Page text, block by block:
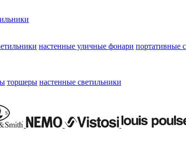
настенные уличные фонари портативные
торшеры настенные светильники